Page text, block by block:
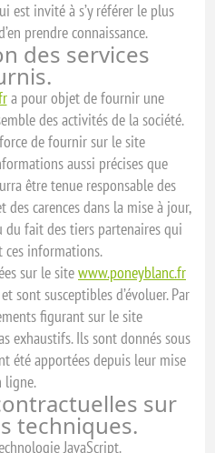
est invité à s’y référer le plus
prendre connaissance.
des services
a pour objet de fournir une
des activités de la société.
de fournir sur le site
aussi précises que
être tenue responsable des
carences dans la mise à jour,
du fait des tiers partenaires qui
informations.
sur le sitewww.poneyblanc.fr
sont susceptibles d’évoluer. Par
figurant sur le site
exhaustifs. Ils sont donnés sous
été apportées depuis leur mise
ligne.
sur
techniques.
JavaScript.